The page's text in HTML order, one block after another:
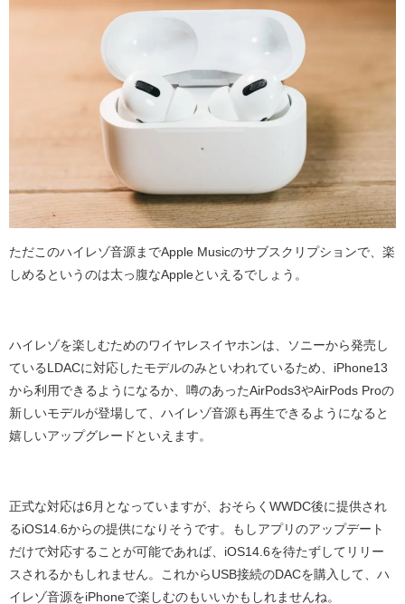
ただこのハイレゾ音源までApple Musicのサブスクリプションで、楽
しめるというのは太っ腹なApple といえるでしょう。
ハイレゾを楽しむためのワイヤレスイヤホンは、ソニーから発売し
ている LDACに対応したモデルのみといわれているため、 iPhone13
から利用できるようになるか、噂のあった AirPods3やAirPods Proの
新しいモデルが登場して、ハイレゾ音源も再生できるようになると
嬉しいアップグレードといえます。
正式な対応は6 月となっていますが、おそらく WWDC後に提供され
る iOS14.6からの提供になりそうです。もしアプリのアップデート
だけで対応することが可能であれば、 iOS14.6を待たずしてリリー
スされるかもしれません。これから USB接続のDACを購入して、ハ
イレゾ音源をiPhoneで楽しむのもいいかもしれませんね。